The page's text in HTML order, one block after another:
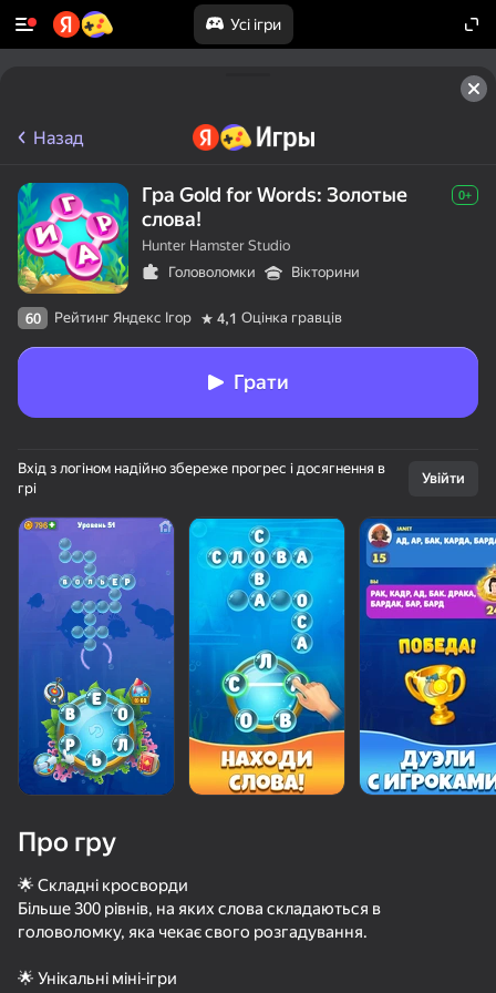
Усі ігри
навіть ті, хто «не грає»
Воздушные Шарики: Надуть и НЕ Лопать!
Назад
Гра Gold for Words: Золотые
слова!
0+
Hunter Hamster Studio
Головоломки
Вікторини
60 Рейтинг Яндекс Ігор 4,1 Оцінка гравців
Грати
Вхід з логіном надійно збереже прогрес і досягнення в
грі
Увійти
Про гру
🌟 Складні кросворди
Більше 300 рівнів, на яких слова складаються в
головоломку, яка чекає свого розгадування.
🌟 Унікальні міні-ігри